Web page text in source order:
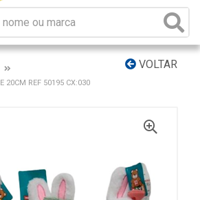
VOLTAR
20CM REF 50195 CX:030